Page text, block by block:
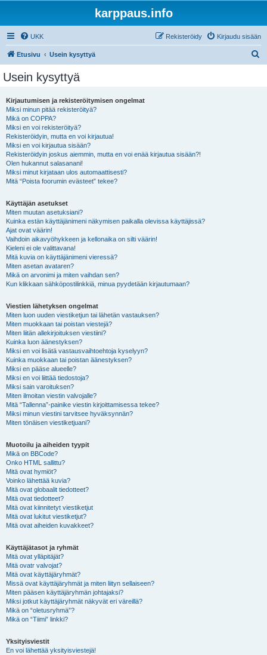
karppaus.info
UKK Kirjaudu sisään
Rekisteröidy
Etusivu Usein kysyttyä
Usein kysyttyä
Kirjautumisen ja rekisteröitymisen ongelmat
Miksi minun pitää rekisteröityä?
Mikä on COPPA?
Miksi en voi rekisteröityä?
Rekisteröidyin, mutta en voi kirjautua!
Miksi en voi kirjautua sisään?
Rekisteröidyin joskus aiemmin, mutta en voi enää kirjautua sisään?!
Olen hukannut salasanani!
Miksi minut kirjataan ulos automaattisesti?
Mitä “Poista foorumin evästeet” tekee?
Käyttäjän asetukset
Miten muutan asetuksiani?
Kuinka estän käyttäjänimeni näkymisen paikalla olevissa käyttäjissä?
Ajat ovat väärin!
Vaihdoin aikavyöhykkeen ja kellonaika on silti väärin!
Kieleni ei ole valittavana!
Mitä kuvia on käyttäjänimeni vieressä?
Miten asetan avataren?
Mikä on arvonimi ja miten vaihdan sen?
Kun klikkaan sähköpostilinkkiä, minua pyydetään kirjautumaan?
Viestien lähetyksen ongelmat
Miten luon uuden viestiketjun tai lähetän vastauksen?
Miten muokkaan tai poistan viestejä?
Miten liitän allekirjoituksen viestiini?
Kuinka luon äänestyksen?
Miksi en voi lisätä vastausvaihtoehtoja kyselyyn?
Kuinka muokkaan tai poistan äänestyksen?
Miksi en pääse alueelle?
Miksi en voi liittää tiedostoja?
Miksi sain varoituksen?
Miten ilmoitan viestin valvojalle?
Mitä “Tallenna”-painike viestin kirjoittamisessa tekee?
Miksi minun viestini tarvitsee hyväksynnän?
Miten tönäisen viestiketjuani?
Muotoilu ja aiheiden tyypit
Mikä on BBCode?
Onko HTML sallittu?
Mitä ovat hymiöt?
Voinko lähettää kuvia?
Mitä ovat globaalit tiedotteet?
Mitä ovat tiedotteet?
Mitä ovat kiinnitetyt viestiketjut
Mitä ovat lukitut viestiketjut?
Mitä ovat aiheiden kuvakkeet?
Käyttäjätasot ja ryhmät
Mitä ovat ylläpitäjät?
Mitä ovatr valvojat?
Mitä ovat käyttäjäryhmät?
Missä ovat käyttäjäryhmät ja miten liityn sellaiseen?
Miten pääsen käyttäjäryhmän johtajaksi?
Miksi jotkut käyttäjäryhmät näkyvät eri väreillä?
Mikä on “oletusryhmä”?
Mikä on “Tiimi” linkki?
Yksityisviestit
En voi lähettää yksityisviestejä!